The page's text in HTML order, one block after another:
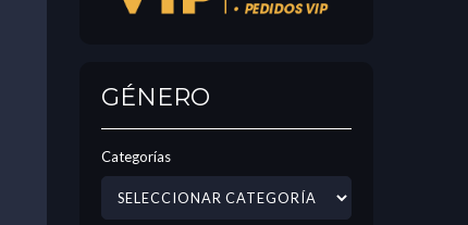
GÉNERO
Categorías